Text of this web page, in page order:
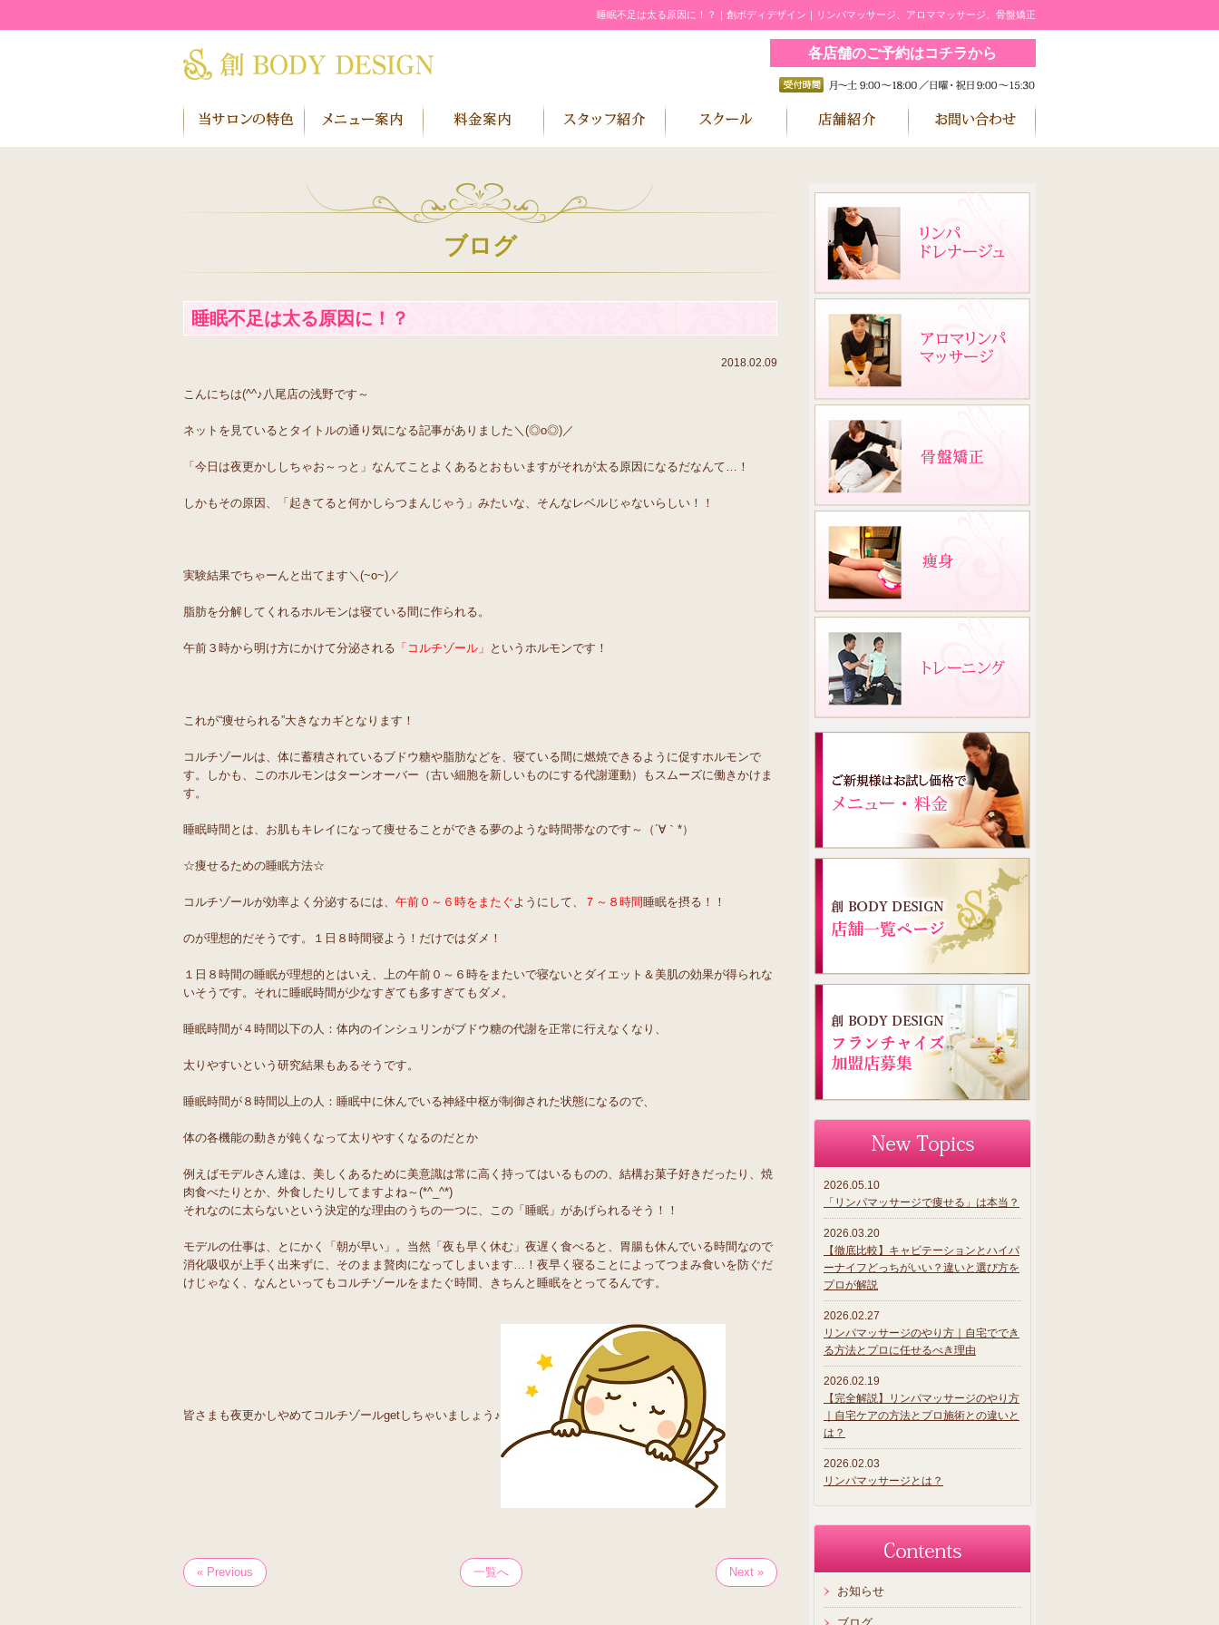
睡眠不足は太る原因に！？｜創ボディデザイン｜リンパマッサージ、アロママッサージ、骨盤矯正
各店舗のご予約はコチラから
ブログ
睡眠不足は太る原因に！？
2018.02.09
こんにちは(^^♪八尾店の浅野です～
ネットを見ているとタイトルの通り気になる記事がありました＼(◎o◎)／
「今日は夜更かししちゃお～っと」なんてことよくあるとおもいますがそれが太る原因になるだなんて…！
しかもその原因、「起きてると何かしらつまんじゃう」みたいな、そんなレベルじゃないらしい！！
実験結果でちゃーんと出てます＼(~o~)／
脂肪を分解してくれるホルモンは寝ている間に作られる。
午前３時から明け方にかけて分泌される 「コルチゾール」 というホルモンです！
これが“痩せられる”大きなカギとなります！
コルチゾールは、体に蓄積されているブドウ糖や脂肪などを、寝ている間に燃焼できるように促すホルモンで
す。しかも、このホルモンはターンオーバー（古い細胞を新しいものにする代謝運動）もスムーズに働きかけま
す。
睡眠時間とは、お肌もキレイになって痩せることができる夢のような時間帯なのです～（´∀｀*）
☆痩せるための睡眠方法☆
コルチゾールが効率よく分泌するには、 午前０～６時をまたぐようにして、 ７～８時間 睡眠を摂る！！
のが理想的だそうです。１日８時間寝よう！だけではダメ！
１日８時間の睡眠が理想的とはいえ、上の午前０～６時をまたいで寝ないとダイエット＆美肌の効果が得られな
いそうです。それに睡眠時間が少なすぎても多すぎてもダメ。
睡眠時間が４時間以下の人：体内のインシュリンがブドウ糖の代謝を正常に行えなくなり、
太りやすいという研究結果もあるそうです。
睡眠時間が８時間以上の人：睡眠中に休んでいる神経中枢が制御された状態になるので、
体の各機能の動きが鈍くなって太りやすくなるのだとか
例えばモデルさん達は、美しくあるために美意識は常に高く持ってはいるものの、結構お菓子好きだったり、焼
肉食べたりとか、外食したりしてますよね～(*^_^*)
それなのに太らないという決定的な理由のうちの一つに、この「睡眠」があげられるそう！！
モデルの仕事は、とにかく「朝が早い」。当然「夜も早く休む」夜遅く食べると、胃腸も休んでいる時間なので
消化吸収が上手く出来ずに、そのまま贅肉になってしまいます…！夜早く寝ることによってつまみ食いを防ぐだ
けじゃなく、なんといってもコルチゾールをまたぐ時間、きちんと睡眠をとってるんです。
皆さまも夜更かしやめてコルチゾールgetしちゃいましょう♪
« Previous 一覧へ Next »
2026.05.10
「リンパマッサージで痩せる」は本当？
2026.03.20
【徹底比較】キャビテーションとハイパ
ーナイフどっちがいい？違いと選び方を
プロが解説
2026.02.27
リンパマッサージのやり方｜自宅ででき
る方法とプロに任せるべき理由
2026.02.19
【完全解説】リンパマッサージのやり方
｜自宅ケアの方法とプロ施術との違いと
は？
2026.02.03
リンパマッサージとは？
お知らせ